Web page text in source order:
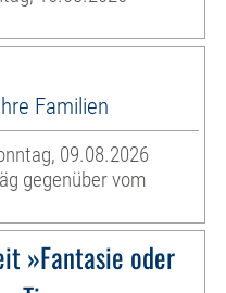
Familien
09.08.2026
gegenüber vom
»Fantasie oder